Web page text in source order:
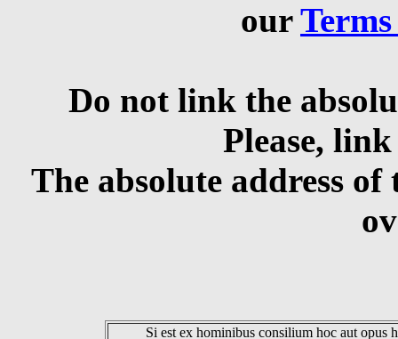
our
Do not link the
Please,
The absolute address
Si est ex hominibus consilium hoc aut opus